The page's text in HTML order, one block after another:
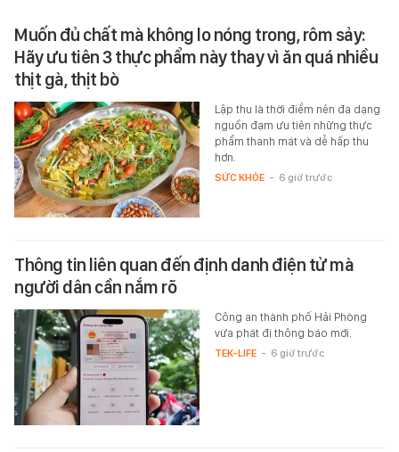
Muốn đủ chất mà không lo nóng trong, rôm sảy:
Hãy ưu tiên 3 thực phẩm này thay vì ăn quá nhiều
thịt gà, thịt bò
Lập thu là thời điểm nên đa dạng
nguồn đạm ưu tiên những thực
phẩm thanh mát và dễ hấp thu
hơn.
SỨC KHỎE - 6 giờ trước
Thông tin liên quan đến định danh điện tử mà
người dân cần nắm rõ
Công an thành phố Hải Phòng
vừa phát đi thông báo mới.
TEK-LIFE - 6 giờ trước